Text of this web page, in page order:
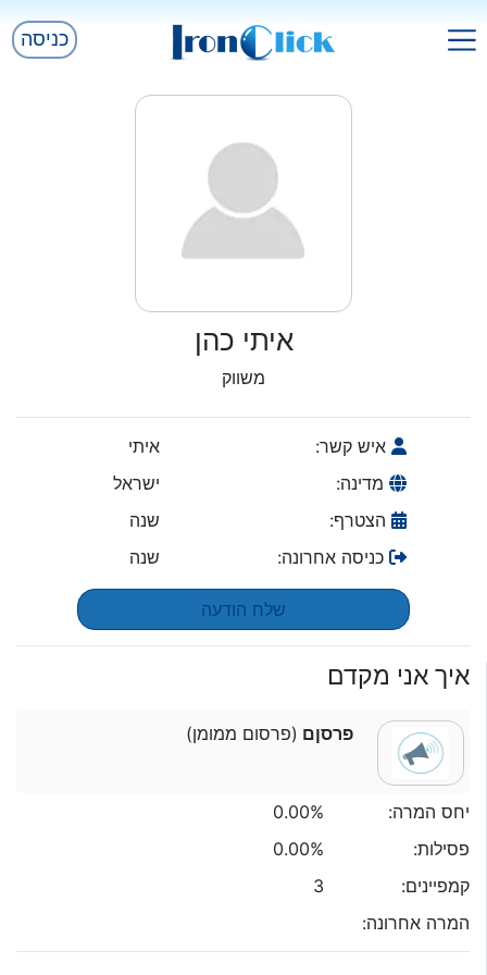
כניסה
איתי כהן
משווק
איש קשר:
איתי
מדינה:
ישראל
הצטרף:
שנה
כניסה אחרונה:
שנה
שלח הודעה
איך אני מקדם
פרסןם (פרסום ממומן)
יחס המרה:
0.00%
פסילות:
0.00%
קמפיינים:
3
המרה אחרונה: